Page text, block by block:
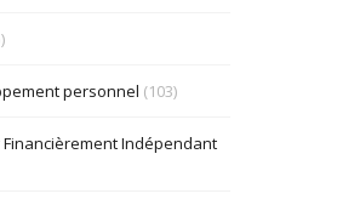
personnel (103)
Indépendant